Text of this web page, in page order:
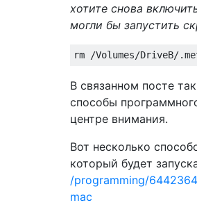
хотите снова
могли бы запустить
В связанном посте
способы
центре внимания.
Вот несколько
который будет
/programming/
mac